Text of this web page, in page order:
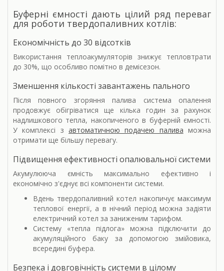
Буферні ємності дають цілий ряд переваг
для роботи твердопаливних котлів:
Економічність до 30 відсотків
Використання теплоакумуляторів знижує тепловтрати
до 30%, що особливо помітно в демісезон.
Зменшення кількості завантажень пального
Після повного згоряння палива система опалення
продовжує обігріватися ще кілька годин за рахунок
надлишкового тепла, накопиченого в буферній ємності.
У комплексі з автоматичною подачею палива можна
отримати ще більшу перевагу.
Підвищення ефективності опалювальної системи
Акумулююча ємність максимально ефективно і
економічно з'єднує всі компоненти системи.
Вдень твердопаливний котел накопичує максимум
теплової енергії, а в нічний період можна задіяти
електричний котел за заниженим тарифом.
Систему «тепла підлога» можна підключити до
акумуляційного баку за допомогою змійовика,
всередині буфера.
Безпека і довговічність системи в цілому